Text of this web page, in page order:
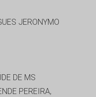
JERONYMO
DE MS
PEREIRA,